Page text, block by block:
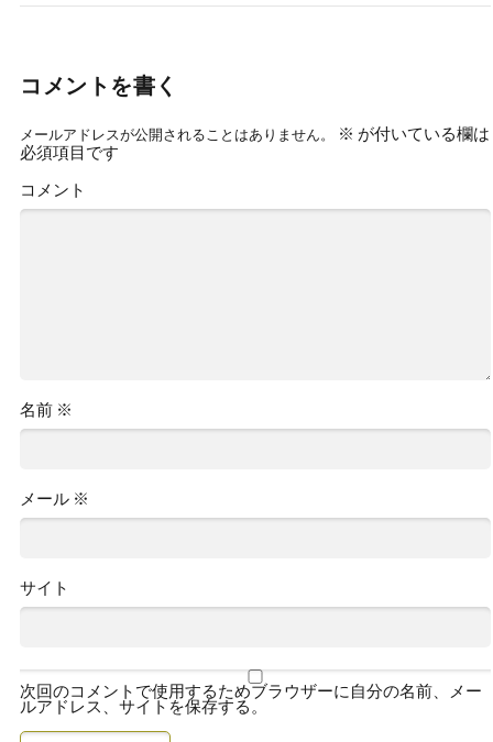
コメントを書く
メールアドレスが公開されることはありません。 ※ が付いている欄は
必須項目です
コメント
名前 ※
メール ※
サイト
次回のコメントで使用するためブラウザーに自分の名前、メー
ルアドレス、サイトを保存する。